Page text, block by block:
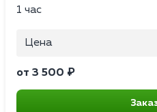
1 час
Цена
от 3 500 ₽